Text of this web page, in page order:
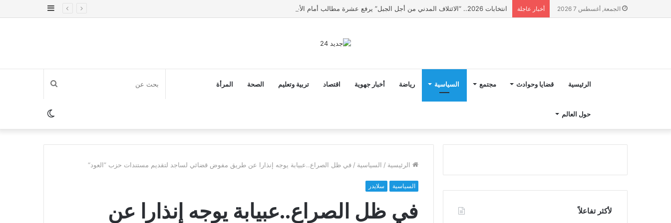
الجمعة, أغسطس 7 2026 أخبار عاجلة انتخابات 2026.. “الائتلاف المدني من أجل الجبل” يرفع عشرة مطالب أمام الأحزاب لإنصاف المناطق الجبلية
إضافة
الرئيسية قضايا وحوادث مجتمع السياسية رياضة أخبار جهوية اقتصاد تربية وتعليم الصحة المرأة
حول العالم
بحث
عنالوضع
المظلم
الرئيسية / السياسية / في ظل الصراع..عبيابة يوجه إنذارا عن طريق مفوض قضائي لساجد لتقديم مستندات حزب ”العود“
السياسية سلايدر
في ظل الصراع..عبيابة يوجه إنذارا عن
لأكثر تفاعلاً